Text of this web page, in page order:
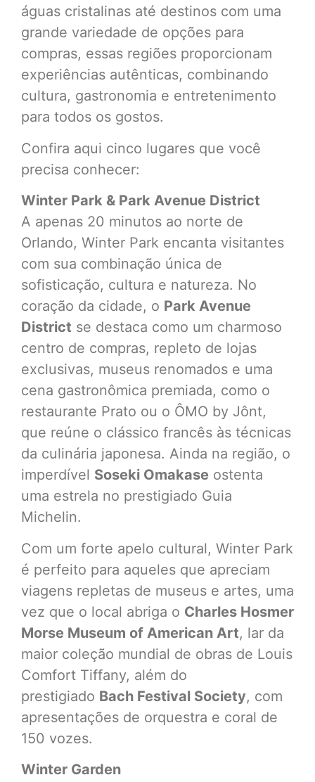
águas cristalinas até destinos com uma
grande variedade de opções para
compras, essas regiões proporcionam
experiências autênticas, combinando
cultura, gastronomia e entretenimento
para todos os gostos.
Confira aqui cinco lugares que você
precisa conhecer:
Winter Park & Park Avenue District
A apenas 20 minutos ao norte de
Orlando, Winter Park encanta visitantes
com sua combinação única de
sofisticação, cultura e natureza. No
coração da cidade, o Park Avenue
District se destaca como um charmoso
centro de compras, repleto de lojas
exclusivas, museus renomados e uma
cena gastronômica premiada, como o
restaurante Prato ou o ÔMO by Jônt,
que reúne o clássico francês às técnicas
da culinária japonesa. Ainda na região, o
imperdível Soseki Omakase ostenta
uma estrela no prestigiado Guia
Michelin.
Com um forte apelo cultural, Winter Park
é perfeito para aqueles que apreciam
viagens repletas de museus e artes, uma
vez que o local abriga o Charles Hosmer
Morse Museum of American Art, lar da
maior coleção mundial de obras de Louis
Comfort Tiffany, além do
prestigiado Bach Festival Society, com
apresentações de orquestra e coral de
150 vozes.
Winter Garden